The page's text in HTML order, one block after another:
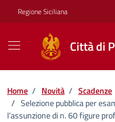
Vai ai contenuti
Vai al footer
Regione Siciliana
Città di
Home / Novità / Scadenze
/ Selezione pubblica per
l’assunzione di n. 60 figure